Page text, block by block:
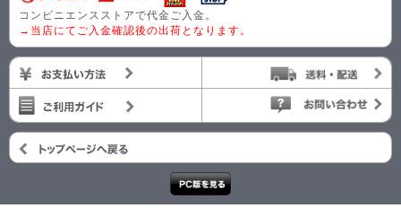
コンビニエンスストアで代金ご入金。
→当店にてご入金確認後の出荷となります。